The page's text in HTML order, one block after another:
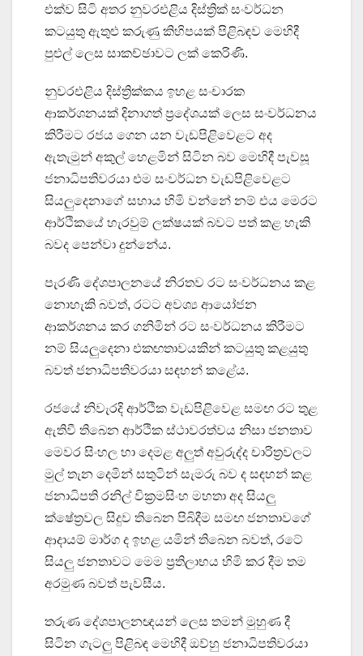
එක්ව සිටි අතර නුවරඑළිය දිස්ත්‍රික් සංවර්ධන
කටයුතු ඇතුළු කරුණු කිහිපයක් පිළිබඳව මෙහිදී
පුළුල් ලෙස සාකච්ඡාවට ලක් කෙරිණි.
නුවරඑළිය දිස්ත්‍රික්කය ඉහළ සංචාරක
ආකර්ශනයක් දිනාගත් ප්‍රදේශයක් ලෙස සංවර්ධනය
කිරීමට රජය ගෙන යන වැඩපිළිවෙළට අද
ඇතැමුන් අකුල් හෙළමින් සිටින බව මෙහිදී පැවසූ
ජනාධිපතිවරයා එම සංවර්ධන වැඩපිළිවෙළට
සියලුදෙනාගේ සහාය හිමි වන්නේ නම් එය මෙරට
ආර්ථිකයේ හැරවුම් ලක්ෂයක් බවට පත් කළ හැකි
බවද පෙන්වා දුන්නේය.
පැරණි දේශපාලනයේ නිරතව රට සංවර්ධනය කළ
නොහැකි බවත්, රටට අවශ්‍ය ආයෝජන
ආකර්ශනය කර ගනිමින් රට සංවර්ධනය කිරීමට
නම් සියලුදෙනා එකඟතාවයකින් කටයුතු කළයුතු
බවත් ජනාධිපතිවරයා සඳහන් කළේය.
රජයේ නිවැරදි ආර්ථික වැඩපිළිවෙළ සමඟ රට තුළ
ඇතිවී තිබෙන ආර්ථික ස්ථාවරත්වය නිසා ජනතාව
මෙවර සිංහල හා දෙමළ අලුත් අවුරුද්ද චාරිත්‍රවලට
මුල් තැන දෙමින් සතුටින් සැමරු බව ද සඳහන් කළ
ජනාධිපති රනිල් වික්‍රමසිංහ මහතා අද සියලු
ක්ෂේත්‍රවල සිදුව තිබෙන පිබිදීම සමඟ ජනතාවගේ
ආදායම් මාර්ග ද ඉහළ යමින් තිබෙන බවත්, රටේ
සියලු ජනතාවට මෙම ප්‍රතිලාභය හිමි කර දීම තම
අරමුණ බවත් පැවසීය.
තරුණ දේශපාලනඥයන් ලෙස තමන් මුහුණ දී
සිටින ගැටලු පිළිබඳ මෙහිදී ඔව්හු ජනාධිපතිවරයා